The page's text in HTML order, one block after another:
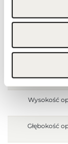
Wysokość
Głębokość